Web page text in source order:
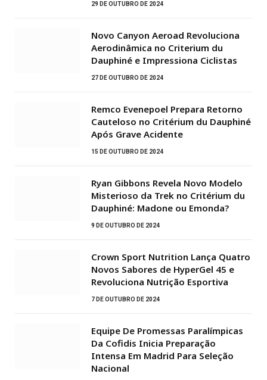
29 DE OUTUBRO DE 2024
Novo Canyon Aeroad Revoluciona
Aerodinâmica no Criterium du
Dauphiné e Impressiona Ciclistas
27 DE OUTUBRO DE 2024
Remco Evenepoel Prepara Retorno
Cauteloso no Critérium du Dauphiné
Após Grave Acidente
15 DE OUTUBRO DE 2024
Ryan Gibbons Revela Novo Modelo
Misterioso da Trek no Critérium du
Dauphiné: Madone ou Emonda?
9 DE OUTUBRO DE 2024
Crown Sport Nutrition Lança Quatro
Novos Sabores de HyperGel 45 e
Revoluciona Nutrição Esportiva
7 DE OUTUBRO DE 2024
Equipe De Promessas Paralímpicas
Da Cofidis Inicia Preparação
Intensa Em Madrid Para Seleção
Nacional